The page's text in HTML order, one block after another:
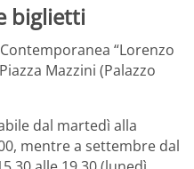
biglietti
“Lorenzo
Mazzini (Palazzo
dal martedì alla
mentre a settembre dal